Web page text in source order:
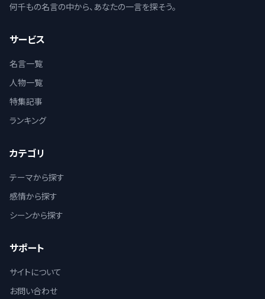
何千もの名言の中から、あなたの一言を探そう。
サービス
名言一覧
人物一覧
特集記事
ランキング
カテゴリ
テーマから探す
感情から探す
シーンから探す
サポート
サイトについて
お問い合わせ